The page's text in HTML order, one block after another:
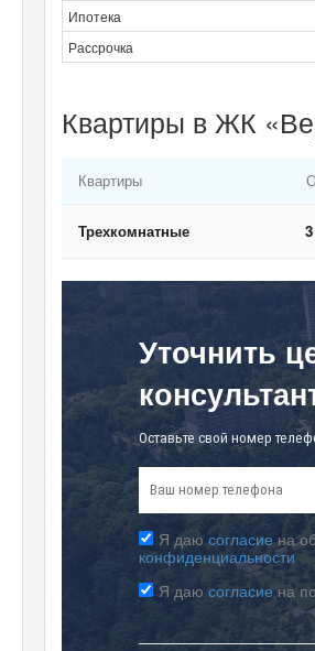
Ипотека
Рассрочка
Квартиры в ЖК
Квартиры
Трехкомнатные 3
Уточнить
Оставьте свой номер
Я даю согласиена
конфиденциальности
Я даю согласиена